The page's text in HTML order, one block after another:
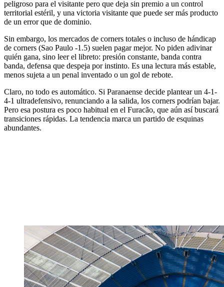
peligroso para el visitante pero que deja sin premio a un control
territorial estéril, y una victoria visitante que puede ser más producto
de un error que de dominio.
Sin embargo, los mercados de corners totales o incluso de hándicap
de corners (Sao Paulo -1.5) suelen pagar mejor. No piden adivinar
quién gana, sino leer el libreto: presión constante, banda contra
banda, defensa que despeja por instinto. Es una lectura más estable,
menos sujeta a un penal inventado o un gol de rebote.
Claro, no todo es automático. Si Paranaense decide plantear un 4-1-
4-1 ultradefensivo, renunciando a la salida, los corners podrían bajar.
Pero esa postura es poco habitual en el Furacão, que aún así buscará
transiciones rápidas. La tendencia marca un partido de esquinas
abundantes.